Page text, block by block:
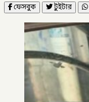
ফেসবুক
টুইটার